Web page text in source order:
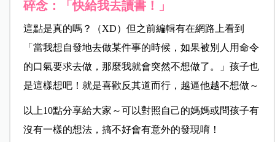
碎念：「快給我去讀書！」
這點是真的嗎？（XD）但之前編輯有在網路上看到
「當我想自發地去做某件事的時候，如果被別人用命令
的口氣要求去做，那麼我就會突然不想做了。」孩子也
是這樣想吧！就是喜歡反其道而行，越逼他越不想做～
以上10點分享給大家～可以對照自己的媽媽或問孩子有
沒有一樣的想法，搞不好會有意外的發現唷！